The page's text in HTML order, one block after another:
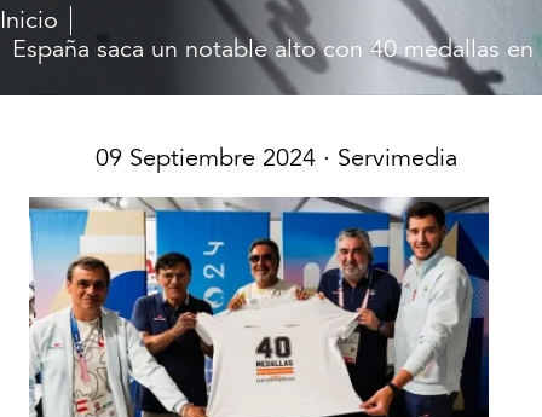
Inicio
España saca un notable alto con 40 medallas
09 Septiembre 2024· Servimedia